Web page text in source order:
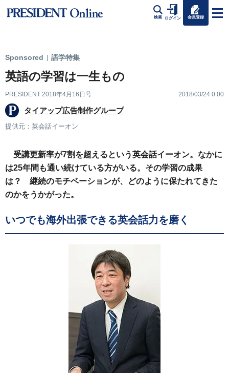
検索 ログイン 会員登録
Sponsored 語学特集
英語の学習は一生もの
PRESIDENT 2018年4月16日号 2018/03/24 0:00
タイアップ広告制作グループ
提供元：英会話イーオン
受講更新率が7割を超えるという英会話イーオン。なかに
は25年間も通い続けている方がいる。その学習の成果
は？ 継続のモチベーションが、どのように保たれてきた
のかをうかがった。
いつでも海外出張できる英会話力を磨く